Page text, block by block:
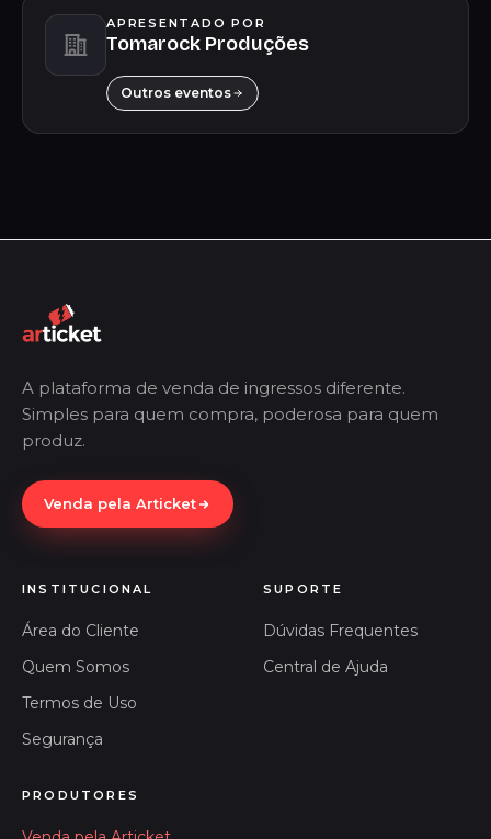
APRESENTADO POR
Tomarock Produções
Outros eventos
A plataforma de venda de ingressos diferente.
Simples para quem compra, poderosa para quem
produz.
Venda pela Articket
INSTITUCIONAL
Área do Cliente
Quem Somos
Termos de Uso
Segurança
SUPORTE
Dúvidas Frequentes
Central de Ajuda
PRODUTORES